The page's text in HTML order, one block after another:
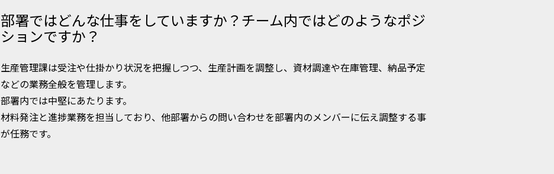
部署ではどんな仕事をしていますか？チーム内ではどのようなポジ
ションですか？
生産管理課は受注や仕掛かり状況を把握しつつ、生産計画を調整し、資材調達や在庫管理、納品予定
などの業務全般を管理します。
部署内では中堅にあたります。
材料発注と進捗業務を担当しており、他部署からの問い合わせを部署内のメンバーに伝え調整する事
が任務です。